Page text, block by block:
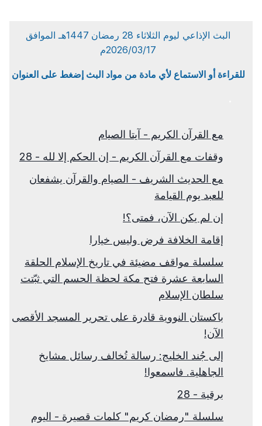
البث الإذاعي ليوم الثلاثاء 28 رمضان 1447هـ الموافق
2026/03/17م
للقراءة أو الاستماع لأي مادة من مواد البث إضغط على العنوان
مع القرآن الكريم - آيتا الصيام
وقفات مع القرآن الكريم - إن الحكم إلا لله - 28
مع الحديث الشريف - الصيام والقرآن يشفعان
للعبد يوم القيامة
إن لم يكن الآن، فمتى؟!
إقامة الخلافة فرض وليس خيارا
سلسلة مواقف مضيئة في تاريخ الإسلام الحلقة
السابعة عشرة فتح مكة لحظة الحسم التي ثبّتت
سلطان الإسلام
باكستان النووية قادرة على تحرير المسجد الأقصى
الآن!
إلى جُند الخليج: رسالة تُخالف رسائل مشايخ
الجاهلية. فاسمعوا!
برقية - 28
سلسلة "رمضان كريم" كلمات قصيرة - اليوم